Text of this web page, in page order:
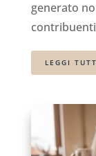
generato
LEGGI